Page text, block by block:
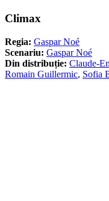
Climax
Regia: Gaspar Noé
Scenariu: Gaspar Noé
Din distribuție: Claude-
Romain Guillermic, Sofia